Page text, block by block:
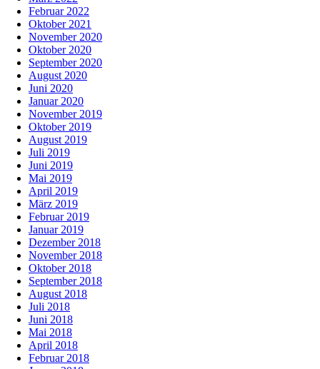
Februar 2022
Oktober 2021
November 2020
Oktober 2020
September 2020
August 2020
Juni 2020
Januar 2020
November 2019
Oktober 2019
August 2019
Juli 2019
Juni 2019
Mai 2019
April 2019
März 2019
Februar 2019
Januar 2019
Dezember 2018
November 2018
Oktober 2018
September 2018
August 2018
Juli 2018
Juni 2018
Mai 2018
April 2018
Februar 2018